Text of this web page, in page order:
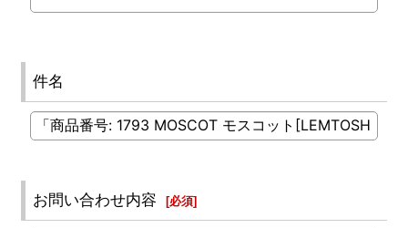
件名
お問い合わせ内容 [必須]